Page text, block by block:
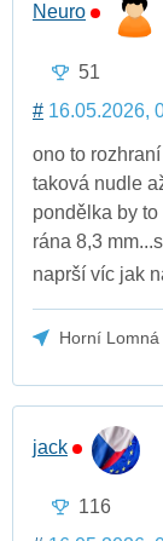
Neuro
51
# 16.05.2026,
ono to
taková nudle
pondělka by
rána 8,3
naprší víc jak
Horní
jack
116